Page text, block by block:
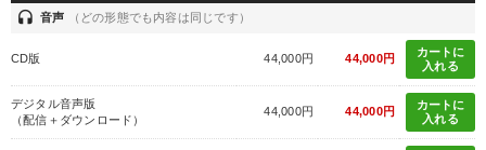
headset 音声 （どの形態でも内容は同じです）
CD版 44,000円 44,000円
カートに
入れる
デジタル音声版
（配信＋ダウンロード）
44,000円 44,000円
カートに
入れる